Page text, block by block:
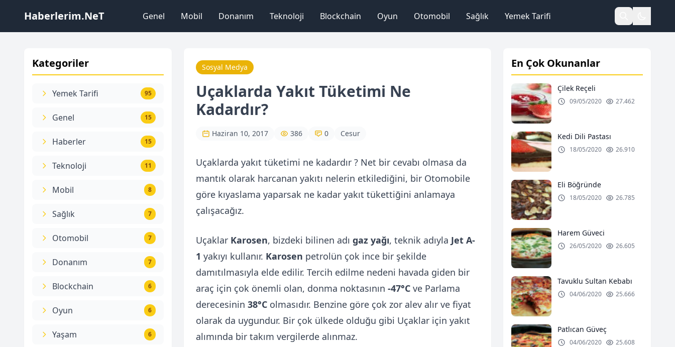
Haberlerim.NeT Genel Mobil Donanım Teknoloji Blockchain Oyun Otomobil Sağlık Yemek Tarifi
Kategoriler
Yemek Tarifi 95
Genel 15
Haberler 15
Teknoloji 11
Mobil 8
Sağlık 7
Otomobil 7
Donanım 7
Blockchain 6
Oyun 6
Yaşam 6
Sosyal Medya
Uçaklarda Yakıt Tüketimi Ne
Kadardır?
Haziran 10, 2017 386 0 Cesur
Uçaklarda yakıt tüketimi ne kadardır ? Net bir cevabı olmasa da
mantık olarak harcanan yakıtı nelerin etkilediğini, bir Otomobile
göre kıyaslama yaparsak ne kadar yakıt tükettiğini anlamaya
çalışacağız.
Uçaklar Karosen, bizdeki bilinen adı gaz yağı, teknik adıyla Jet A-
1 yakıyı kullanır. Karosen petrolün çok ince bir şekilde
damıtılmasıyla elde edilir. Tercih edilme nedeni havada giden bir
araç için çok önemli olan, donma noktasının -47°C ve Parlama
derecesinin 38°C olmasıdır. Benzine göre çok zor alev alır ve fiyat
olarak da uygundur. Bir çok ülkede olduğu gibi Uçaklar için yakıt
alımında bir takım vergilerde alınmaz.
En Çok Okunanlar
Çilek Reçeli
09/05/2020 27.462
Kedi Dili Pastası
18/05/2020 26.910
Eli Böğründe
18/05/2020 26.785
Harem Güveci
26/05/2020 26.605
Tavuklu Sultan Kebabı
04/06/2020 25.666
Patlıcan Güveç
04/06/2020 25.608